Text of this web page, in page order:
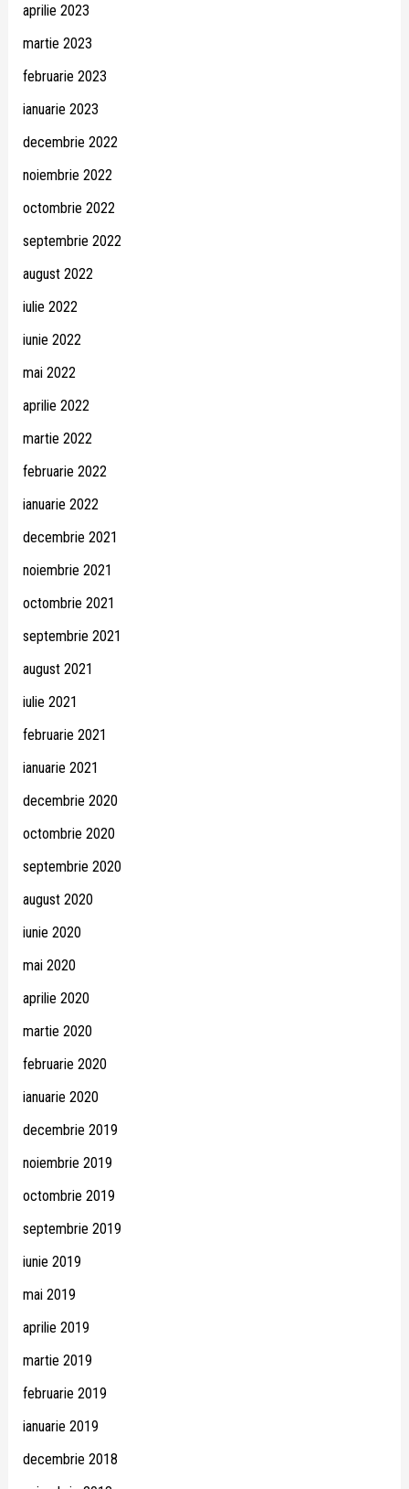
aprilie 2023
martie 2023
februarie 2023
ianuarie 2023
decembrie 2022
noiembrie 2022
octombrie 2022
septembrie 2022
august 2022
iulie 2022
iunie 2022
mai 2022
aprilie 2022
martie 2022
februarie 2022
ianuarie 2022
decembrie 2021
noiembrie 2021
octombrie 2021
septembrie 2021
august 2021
iulie 2021
februarie 2021
ianuarie 2021
decembrie 2020
octombrie 2020
septembrie 2020
august 2020
iunie 2020
mai 2020
aprilie 2020
martie 2020
februarie 2020
ianuarie 2020
decembrie 2019
noiembrie 2019
octombrie 2019
septembrie 2019
iunie 2019
mai 2019
aprilie 2019
martie 2019
februarie 2019
ianuarie 2019
decembrie 2018